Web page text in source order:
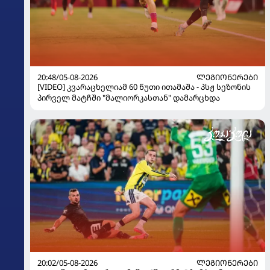
20:48/05-08-2026
ᲚᲔᲒᲘᲝᲜᲔᲠᲔᲑᲘ
[VIDEO] კვარაცხელიამ 60 წუთი ითამაშა - პსჟ სეზონის
პირველ მატჩში "მალიორკასთან" დამარცხდა
20:02/05-08-2026
ᲚᲔᲒᲘᲝᲜᲔᲠᲔᲑᲘ